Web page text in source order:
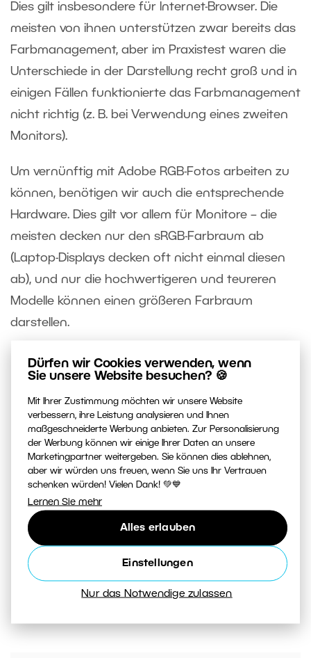
Dürfen wir Cookies verwenden, wenn
Sie unsere Website besuchen? 🍪
Mit Ihrer Zustimmung möchten wir unsere Website
verbessern, ihre Leistung analysieren und Ihnen
maßgeschneiderte Werbung anbieten. Zur Personalisierung
der Werbung können wir einige Ihrer Daten an unsere
Marketingpartner weitergeben. Sie können dies ablehnen,
aber wir würden uns freuen, wenn Sie uns Ihr Vertrauen
schenken würden! Vielen Dank! 💚💙
Lernen Sie mehr
Alles erlauben
Einstellungen
Nur das Notwendige zulassen
Dies gilt insbesondere für Internet-Browser. Die
meisten von ihnen unterstützen zwar bereits das
Farbmanagement, aber im Praxistest waren die
Unterschiede in der Darstellung recht groß und in
einigen Fällen funktionierte das Farbmanagement
nicht richtig (z. B. bei Verwendung eines zweiten
Monitors).
Um vernünftig mit Adobe RGB-Fotos arbeiten zu
können, benötigen wir auch die entsprechende
Hardware. Dies gilt vor allem für Monitore – die
meisten decken nur den sRGB-Farbraum ab
(Laptop-Displays decken oft nicht einmal diesen
ab), und nur die hochwertigeren und teureren
Modelle können einen größeren Farbraum
darstellen.